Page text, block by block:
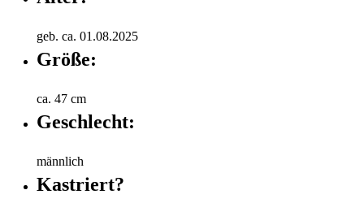
geb. ca. 01.08.2025
Größe:
ca. 47 cm
Geschlecht:
männlich
Kastriert?